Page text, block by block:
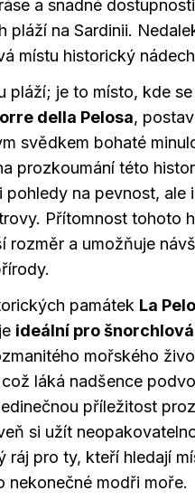
a snadné
pláží na Sardinii.
místu historický
pláží; je to místo, kde
della Pelosa,
svědkem bohaté
prozkoumání této
na pevnost, ale
Přítomnost tohoto
rozměr a umožňuje
památek La
ideální pro
mořského
láká nadšence
příležitost
si užít
ráj pro ty, kteří hledají
nekonečné modři moře.